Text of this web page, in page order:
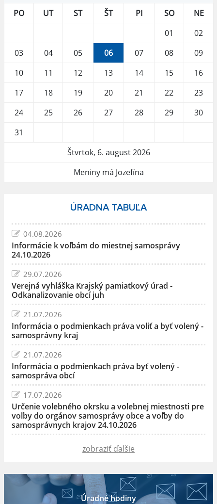
PO
UT ST ŠT PI SO
NE
01
02
03
04 05 06 07 08
09
10
11 12 13 14 15
16
17
18 19 20 21 22
23
24
25 26 27 28 29
30
31
Štvrtok, 6. august 2026
Meniny má Jozefína
ÚRADNA TABUĽA
04.08.2026
Informácie k voľbám do miestnej samosprávy
24.10.2026
29.07.2026
Verejná vyhláška Krajský pamiatkový úrad -
Odkanalizovanie obcí juh
21.07.2026
Informácia o podmienkach práva voliť a byť volený -
samosprávny kraj
21.07.2026
Informácia o podmienkach práva byť volený -
samospráva obcí
17.07.2026
Určenie volebného okrsku a volebnej miestnosti pre
voľby do orgánov samosprávy obce a voľby do
samosprávnych krajov 24.10.2026
zobraziť ďalšie
Úradné hodiny